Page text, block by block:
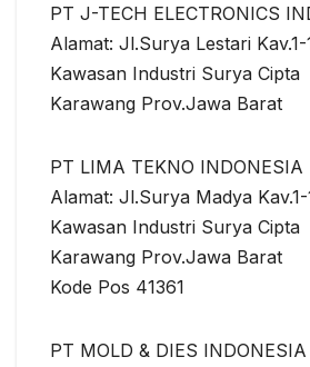
PT J-TECH ELECTRONICS
Alamat: Jl.Surya Lestari Kav.1-
Kawasan Industri Surya Cipta
Karawang Prov.Jawa Barat
PT LIMA TEKNO INDONESIA
Alamat: Jl.Surya Madya Kav.1-
Kawasan Industri Surya Cipta
Karawang Prov.Jawa Barat
Kode Pos 41361
PT MOLD & DIES INDONESIA